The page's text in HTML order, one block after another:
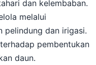
dan kelembaban.
melalui
pelindung dan irigasi.
pembentukan
daun.